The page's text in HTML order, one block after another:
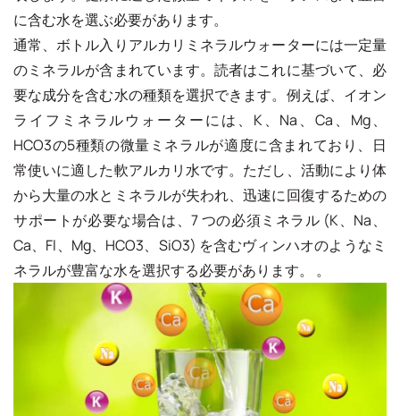
に含む水を選ぶ必要があります。
通常、ボトル入りアルカリミネラルウォーターには一定量
のミネラルが含まれています。読者はこれに基づいて、必
要な成分を含む水の種類を選択できます。例えば、イオン
ライフミネラルウォーターには、K、Na、Ca、Mg、
HCO3の5種類の微量ミネラルが適度に含まれており、日
常使いに適した軟アルカリ水です。ただし、活動により体
から大量の水とミネラルが失われ、迅速に回復するための
サポートが必要な場合は、7 つの必須ミネラル (K、Na、
Ca、Fl、Mg、HCO3、SiO3) を含むヴィンハオのようなミ
ネラルが豊富な水を選択する必要があります。 。